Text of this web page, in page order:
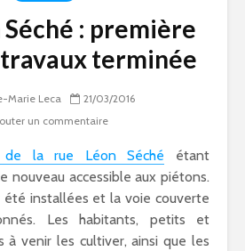
Séché : première
travaux terminée
Marie Leca
21/03/2016
un commentaire
de la rue Léon Séché étant
nouveau accessible aux piétons.
été installées et la voie couverte
Les habitants, petits et
à venir les cultiver, ainsi que les